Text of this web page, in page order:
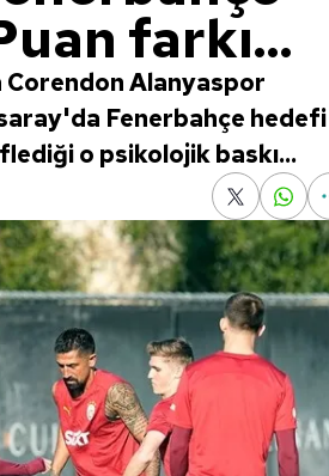
farkı...
Alanyaspor
Fenerbahçe hedefi
o psikolojik baskı...